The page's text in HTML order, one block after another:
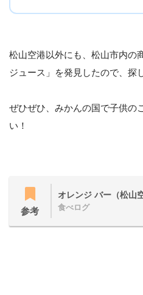
松山空港以外にも、松山市内の
ジュース」を発見したので、探
ぜひぜひ、みかんの国で子供の
い！
参考
オレンジ バー（松山
食べログ